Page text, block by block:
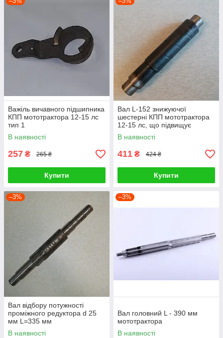
Важіль вичавного підшипника
КПП мототрактора 12-15 лс
тип 1
В наявності
257 ₴ 265 ₴
Купити
Вал L-152 знижуючої
шестерні КПП мототрактора
12-15 лс, що підвищує
В наявності
411 ₴ 424 ₴
Купити
–3%
Вал відбору потужності
проміжного редуктора d 25
мм L=335 мм
В наявності
–3%
Вал головний L - 390 мм
мототрактора
В наявності